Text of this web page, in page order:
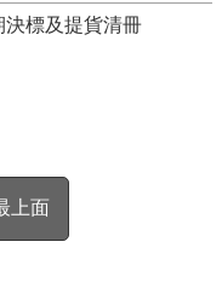
標及提貨清冊
上面